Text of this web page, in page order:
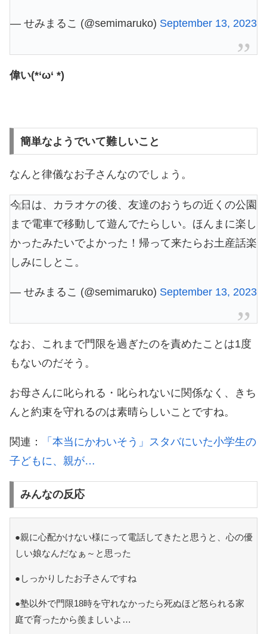
— せみまるこ (@semimaruko) September 13, 2023
偉い(*‘ω‘ *)
簡単なようでいて難しいこと
なんと律儀なお子さんなのでしょう。
今日は、カラオケの後、友達のおうちの近くの公園
まで電車で移動して遊んでたらしい。ほんまに楽し
かったみたいでよかった！帰って来たらお土産話楽
しみにしとこ。
— せみまるこ (@semimaruko) September 13, 2023
なお、これまで門限を過ぎたのを責めたことは1度
もないのだそう。
お母さんに叱られる・叱られないに関係なく、きち
んと約束を守れるのは素晴らしいことですね。
関連：
「本当にかわいそう」スタバにいた小学生の
子どもに、親が…
みんなの反応
●親に心配かけない様にって電話してきたと思うと、心の優
しい娘なんだなぁ～と思った
●しっかりしたお子さんですね
●塾以外で門限18時を守れなかったら死ぬほど怒られる家
庭で育ったから羨ましいよ…